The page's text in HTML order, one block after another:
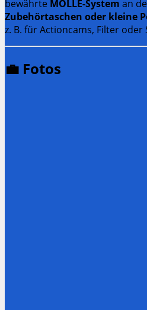
bewährte MOLLE-System an
Zubehörtaschen oder kleine
z. B. für Actioncams, Filter oder
💼 Fotos